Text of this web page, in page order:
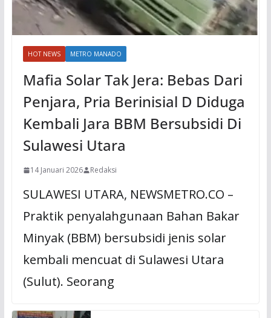
HOT NEWS METRO MANADO
Mafia Solar Tak Jera: Bebas Dari
Penjara, Pria Berinisial D Diduga
Kembali Jara BBM Bersubsidi Di
Sulawesi Utara
14 Januari 2026 Redaksi
SULAWESI UTARA, NEWSMETRO.CO –
Praktik penyalahgunaan Bahan Bakar
Minyak (BBM) bersubsidi jenis solar
kembali mencuat di Sulawesi Utara
(Sulut). Seorang